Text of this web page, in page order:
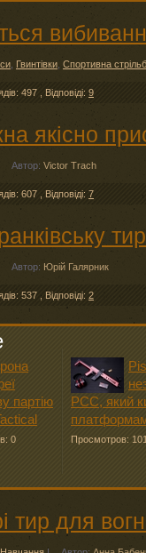
Гвинтівки Спортивна
497 Відповіді: 9
якісно
Автор: Victor Trach
607 Відповіді: 7
Автор: Юрій Галярник
537 , Відповіді: 2
партію
0
PCC, який
Просмотров: 101
тир для